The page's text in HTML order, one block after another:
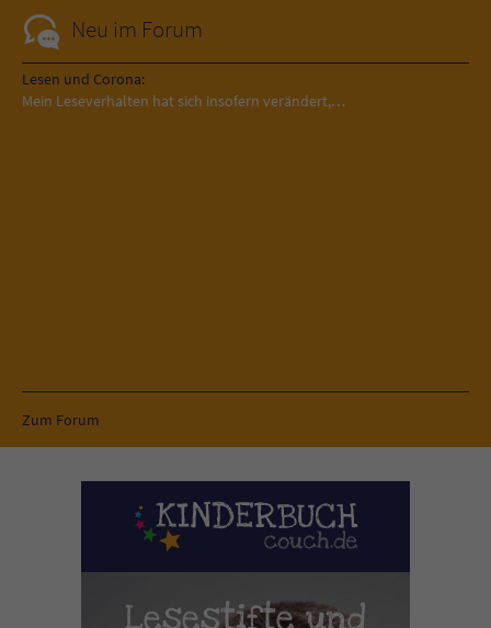
Neu im Forum
Lesen und Corona:
Mein Leseverhalten hat sich insofern verändert,…
Zum Forum
Lesestifte und
überprüfen.